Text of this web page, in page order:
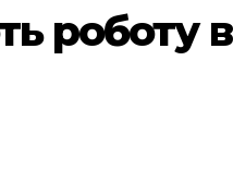
роботу в